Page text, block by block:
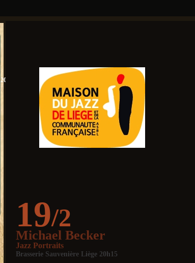
2017 2014
19/2
Michael Becker
Jazz Portraits
Brasserie Sauvenière Liège 20h15